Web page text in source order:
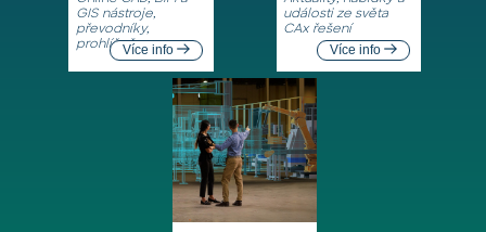
GIS nástroje,
převodníky,
prohlížečeVíce info
události ze světa
CAx řešení
Více info